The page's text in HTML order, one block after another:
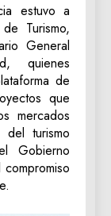
estuvo a
Turismo,
General
quienes
de
que
mercados
turismo
Gobierno